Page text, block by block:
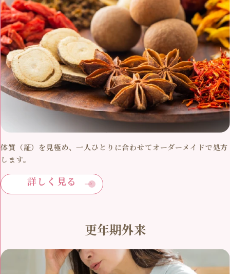
体質（証）を見極め、一人ひとりに合わせてオーダーメイドで処方
します。
詳しく見る
更年期外来